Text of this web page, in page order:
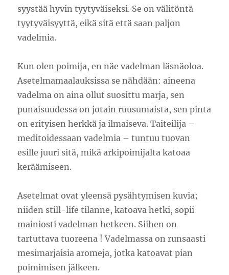
syystää hyvin tyytyväiseksi. Se on välitöntä
tyytyväisyyttä, eikä sitä että saan paljon
vadelmia.
Kun olen poimija, en näe vadelman läsnäoloa.
Asetelmamaalauksissa se nähdään: aineena
vadelma on aina ollut suosittu marja, sen
punaisuudessa on jotain ruusumaista, sen pinta
on erityisen herkkä ja ilmaiseva. Taiteilija –
meditoidessaan vadelmia – tuntuu tuovan
esille juuri sitä, mikä arkipoimijalta katoaa
keräämiseen.
Asetelmat ovat yleensä pysähtymisen kuvia;
niiden still-life tilanne, katoava hetki, sopii
mainiosti vadelman hetkeen. Siihen on
tartuttava tuoreena ! Vadelmassa on runsaasti
mesimarjaisia aromeja, jotka katoavat pian
poimimisen jälkeen.